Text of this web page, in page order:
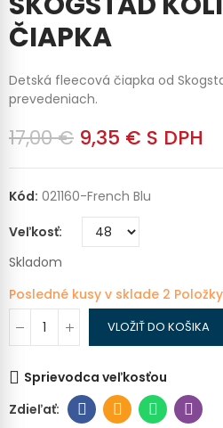
ČIAPKA
Detská fleecová čiapka od
prevedeniach.
17,00 € 9,35 € S DPH
Kód: 021160-French Blu
Veľkosť
Skladom
Posledné kusy v sklade 2 Položky
VLOŽIŤ DO KOŠIKA
Sprievodca veľkosťou